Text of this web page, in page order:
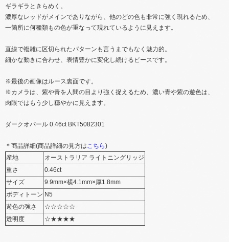
ギラギラと​きらめく。
濃厚な​レッドが​メインでありながら、​他の​どの​色も​非常に​強く​現れる​ため、​
一箇所に​何種類もの​色が​重なって​現れているように​見えます。
直線で​複雑に​区切られた​パターンも​言うまでもなく​魅力的。
細か​な​動きに​合わせ、​表情豊かに​変化し続ける​ピースです。
※最後の​画像は​ルース裏面です。
※カメラは、​紫や​青を​人間の​目より​強く​捉える​ため、​濃い​青や紫の​遊色は、​
肉眼では​もう​少し​穏やかに​見えます。
ダークオパール 0.46ct BKT5082301
＊商品詳細(商品詳細の​見方は​こちら​)
産地
オーストラリア ライトニングリッジ
重さ
0.46ct
サイズ
9.9mm×横4.1mm×厚1.8mm
ボディトーン N5
遊色の​強さ
☆​☆​☆​☆​☆
透明度
☆​★​★​★​★